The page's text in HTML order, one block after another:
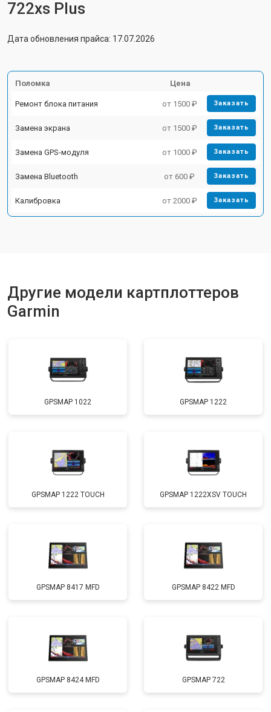
722xs Plus
Дата обновления прайса: 17.07.2026
Поломка Цена
Ремонт блока питания от 1500 ₽ Заказать
Замена экрана от 1500 ₽ Заказать
Замена GPS-модуля от 1000 ₽ Заказать
Замена Bluetooth от 600 ₽ Заказать
Калибровка от 2000 ₽ Заказать
Другие модели картплоттеров
Garmin
GPSMAP 1022 GPSMAP 1222
GPSMAP 1222 TOUCH GPSMAP 1222XSV TOUCH
GPSMAP 8417 MFD GPSMAP 8422 MFD
GPSMAP 8424 MFD GPSMAP 722